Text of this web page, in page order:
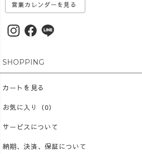
夏休みの工作はもちろ
の？」から自由研究へ広げる
こともできます。 これ
く、学校やクラス単位で使え
る教材づくりにも少しずつ取
り組んでいきます。 子ど
地域をもっと好きになる。 そ
を通して届けていけたら嬉し
木染め #自由研究 #夏休み工
営業カレンダーを見る
SHOPPING
カートを見る
お気に入り（0）
サービスについて
納期、決済、保証について